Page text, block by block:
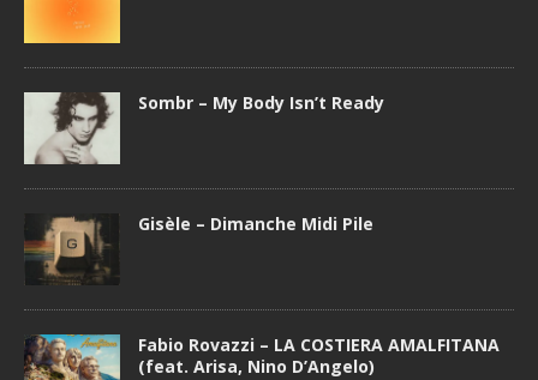
Sombr – My Body Isn’t Ready
Gisèle – Dimanche Midi Pile
Fabio Rovazzi – LA COSTIERA AMALFITANA
(feat. Arisa, Nino D’Angelo)